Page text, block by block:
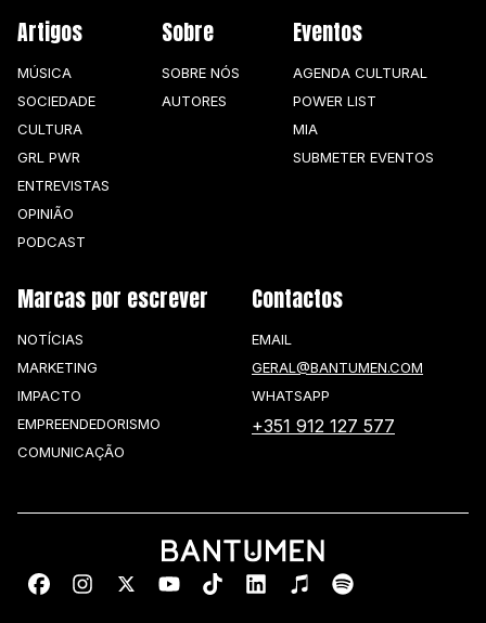
Artigos
MÚSICA
SOCIEDADE
CULTURA
GRL PWR
ENTREVISTAS
OPINIÃO
PODCAST
Sobre
SOBRE NÓS
AUTORES
Eventos
AGENDA CULTURAL
POWER LIST
MIA
SUBMETER EVENTOS
Marcas por escrever
NOTÍCIAS
MARKETING
IMPACTO
EMPREENDEDORISMO
COMUNICAÇÃO
Contactos
EMAIL
GERAL@BANTUMEN.COM
WHATSAPP
+351 912 127 577